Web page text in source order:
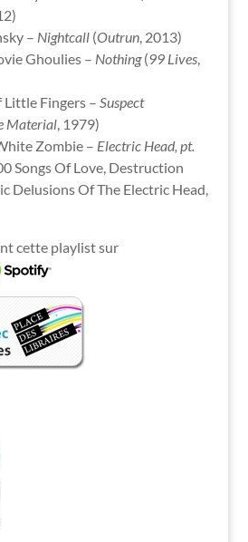
– Nightcall(Outrun, 2013)
Ghoulies – Nothing(99 Lives,
Little Fingers – Suspect
Material, 1979)
Zombie – Electric Head, pt.
Songs Of Love, Destruction
Delusions Of The Electric Head,
cette playlist sur